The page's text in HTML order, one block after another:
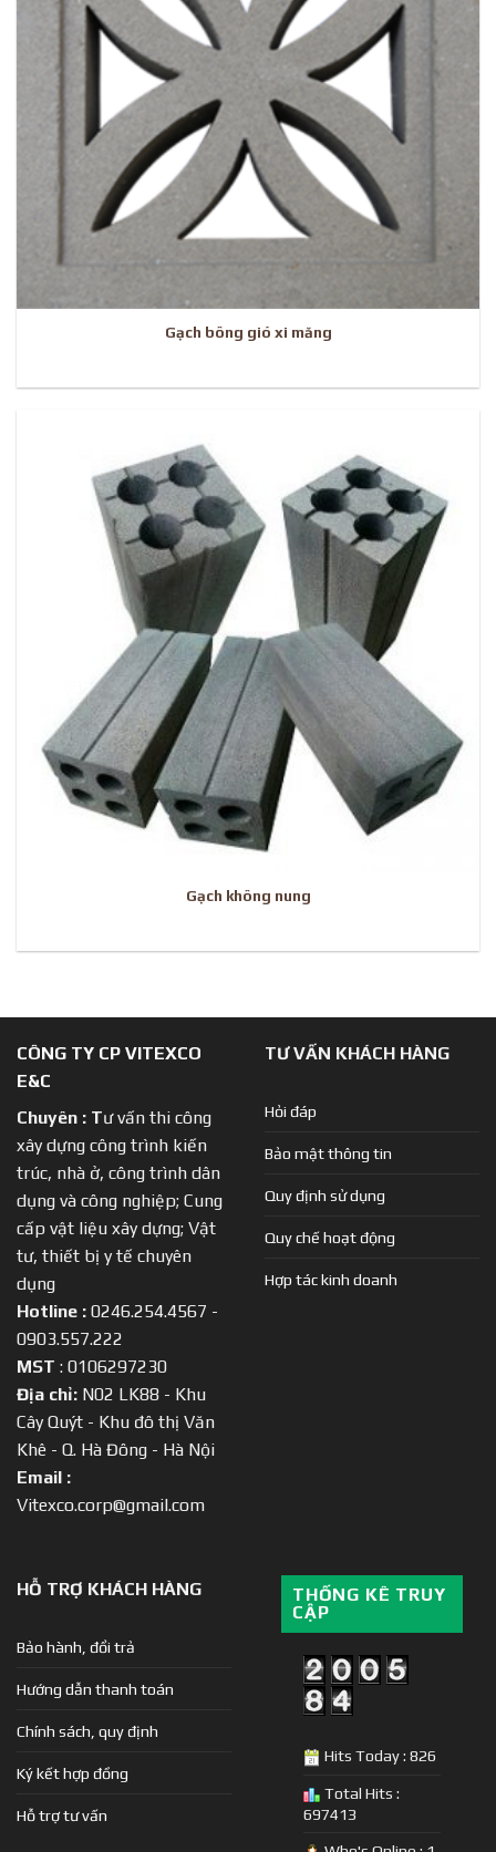
Gạch bông gió xi măng
Gạch không nung
CÔNG TY CP VITEXCO
E&C
Chuyên : Tư vấn thi công
xây dựng công trình kiến
trúc, nhà ở, công trình dân
dụng và công nghiệp; Cung
cấp vật liệu xây dựng; Vật
tư, thiết bị y tế chuyên
dụng
Hotline : 0246.254.4567 -
0903.557.222
MST : 0106297230
Địa chỉ: N02 LK88 - Khu
Cây Quýt - Khu đô thị Văn
Khê - Q. Hà Đông - Hà Nội
Email :
Vitexco.corp@gmail.com
TƯ VẤN KHÁCH HÀNG
Hỏi đáp
Bảo mật thông tin
Quy định sử dụng
Quy chế hoạt động
Hợp tác kinh doanh
HỖ TRỢ KHÁCH HÀNG
Bảo hành, đổi trả
Hướng dẫn thanh toán
Chính sách, quy định
Ký kết hợp đồng
Hỗ trợ tư vấn
THỐNG KÊ TRUY
CẬP
Hits Today : 826
Total Hits :
697413